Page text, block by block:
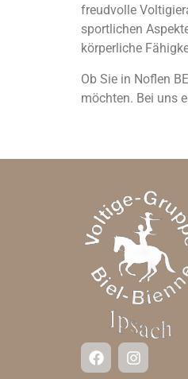
freudvolle
sportlichen
körperliche
Ob Sie in Noflen
möchten. Bei uns